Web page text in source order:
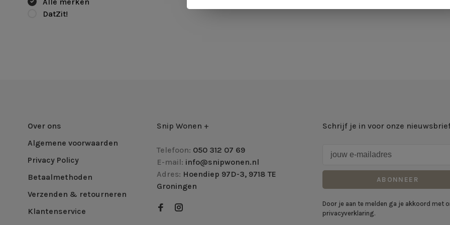
DatZit!
Over ons
Algemene voorwaarden
Privacy Policy
Betaalmethoden
Verzenden & retourneren
Klantenservice
Snip Wonen +
Telefoon: 050 312 07 69
E-mail: info@snipwonen.nl
Adres: Hoendiep 97D-3, 9718 TE
Groningen
Schrijf je in voor onze
ABONNEER
Door je aan te melden ga je akkoord met
privacyverklaring.